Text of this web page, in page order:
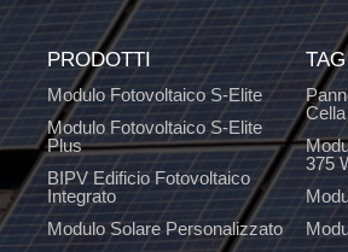
PRODOTTI
Modulo Fotovoltaico S-Elite
Modulo Fotovoltaico S-Elite
Plus
BIPV Edificio Fotovoltaico
Integrato
Modulo Solare Personalizzato
Cella
375